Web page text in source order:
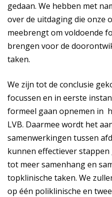
gedaan. We hebben met
over de uitdaging die onze
meebrengt om voldoende
brengen voor de
taken.
We zijn tot de conclusie
focussen en in eerste
formeel gaan opnemen in
LVB. Daarmee wordt het
samenwerkingen tussen
kunnen effectiever
tot meer samenhang en
topklinische taken. We
op één poliklinische en